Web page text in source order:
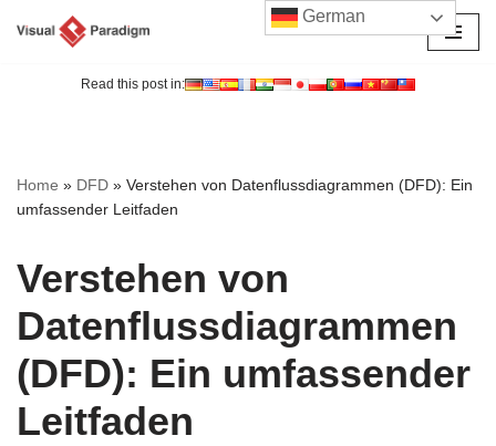
Read this post in:
Home » DFD » Verstehen von Datenflussdiagrammen (DFD): Ein
umfassender Leitfaden
Verstehen von
Datenflussdiagrammen
(DFD): Ein umfassender
Leitfaden
German